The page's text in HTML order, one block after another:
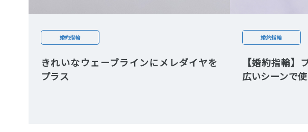
婚約指輪
きれいなウェーブラインにメレダイヤを
プラス
婚約指輪
【婚約指輪
広いシーンで